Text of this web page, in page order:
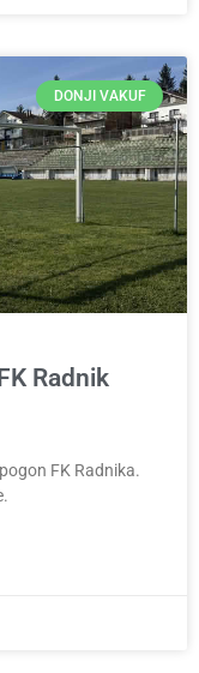
DONJI VAKUF
Radnik
FK Radnika.